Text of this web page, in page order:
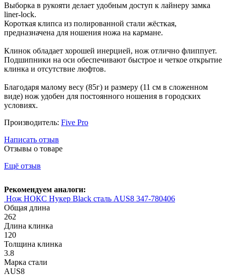
Выборка в рукояти делает удобным доступ к лайнеру замка
liner-lock.
Короткая клипса из полированной стали жёсткая,
предназначена для ношения ножа на кармане.
Клинок обладает хорошей инерцией, нож отлично флиппует.
Подшипники на оси обеспечивают быстрое и четкое открытие
клинка и отсутствие люфтов.
Благодаря малому весу (85г) и размеру (11 см в сложенном
виде) нож удобен для постоянного ношения в городских
условиях.
Производитель: Five Pro
Написать отзыв
Отзывы о товаре
Ещё отзыв
Рекомендуем аналоги:
Нож НОКС Нукер Black сталь AUS8 347-780406
Общая длина
262
Длина клинка
120
Толщина клинка
3.8
Марка стали
AUS8